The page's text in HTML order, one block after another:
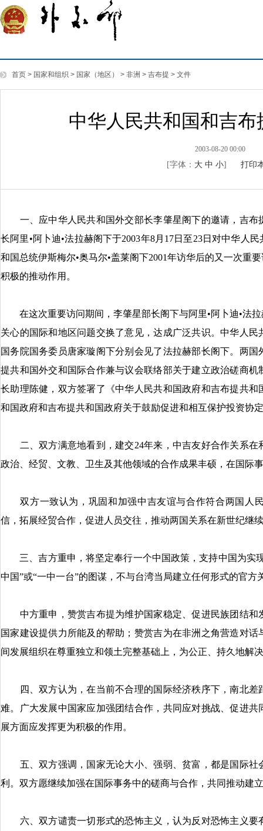
首页 > 国家和组织 > 国家（地区） > 非洲 > 吉布提 > 文件
中华人民共和国和吉
2003-08-20 00:00
[字体： 大 中 小] 打印
一、应中华人民共和国外交部长李肇星阁下的邀请，吉布
长阿里•阿卜迪•法拉赫阁下于2003年8月17日至23日对中华人
和国总统伊斯梅尔•奥马尔•盖莱阁下2001年访华后的又一次重
积极的推动作用。
在这次重要访问期间，李肇星部长阁下与阿里•阿卜迪•法拉
关心的国际和地区问题交换了意见，达成广泛共识。中华人
国务院国务委员唐家璇阁下分别会见了法拉赫部长阁下。两
提共和国外交和国际合作兼与议会联络部关于建立政治磋商
长助理陈健，双方签署了《中华人民共和国政府和吉布提共
和国政府和吉布提共和国政府关于鼓励促进和相互保护投资协
二、双方满意地看到，建交24年来，中吉友好合作关系在
政治、经贸、文教、卫生及其他领域的合作成果丰硕，在国际
双方一致认为，巩固和加强中吉友谊与合作符合两国人
信，拓展经贸合作，促进人员交往，推动两国关系在新世纪继
三、吉方重申，将坚定奉行一个中国政策，支持中国为实
中国”或“一中一台”的图谋，不与台湾当局建立任何形式的官
中方重申，赞赏吉布提为维护国家稳定、促进民族团结和
国家建设提供力所能及的帮助；赞赏吉为在非洲之角营造对
间发展组织在尊重独立和领土完整基础上，为公正、持久地解
四、双方认为，在当前不合理的国际经济秩序下，南北差
难。广大发展中国家应加强团结合作，共同应对挑战、促进
展方面应发挥更为积极的作用。
五、双方强调，国家无论大小、强弱、贫富，都是国际社
利。双方愿继续加强在国际事务中的磋商与合作，共同推动建
六、双方谴责一切形式的恐怖主义，认为反对恐怖主义要